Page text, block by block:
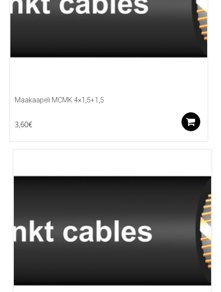
Maakaapeli MCMK 4×1,5+1,5
3,60€